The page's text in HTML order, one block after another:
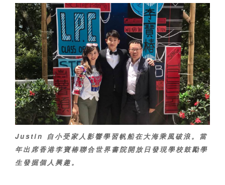
Justin 自小受家人影響學習帆船在大海乘風破浪。當
年出席香港李寶椿聯合世界書院開放日發現學校鼓勵學
生發掘個人興趣。